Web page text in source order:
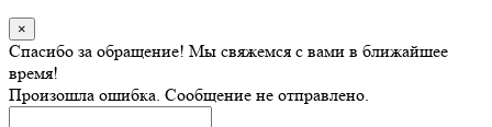
×
Спасибо за обращение! Мы свяжемся с вами в ближайшее
время!
Произошла ошибка. Сообщение не отправлено.